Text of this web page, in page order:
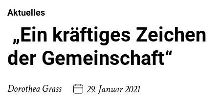
Aktuelles
„Ein kräftiges Zeichen
der Gemeinschaft“
Dorothea Grass 29. Januar 2021